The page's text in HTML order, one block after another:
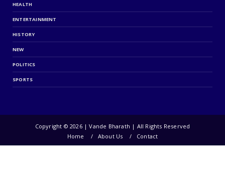
HEALTH
ENTERTAINMENT
HISTORY
NEW
POLITICS
SPORTS
Copyright © 2026 | Vande Bharath | All Rights Reserved
Home
About Us Contact